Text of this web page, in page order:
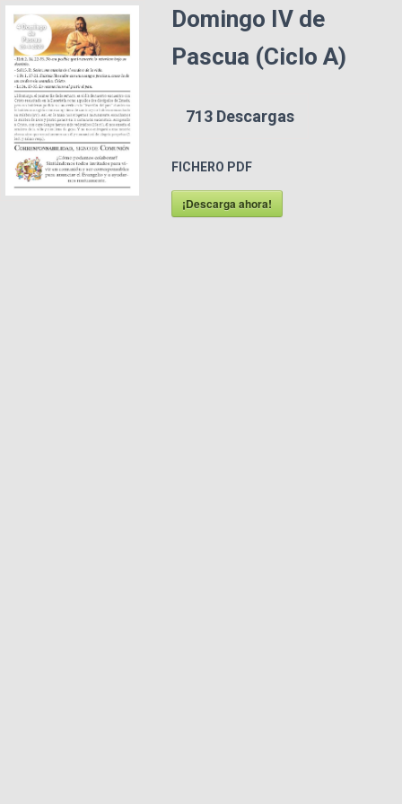
Domingo IV de
Pascua (Ciclo A)
713 Descargas
FICHERO PDF
¡Descarga ahora!